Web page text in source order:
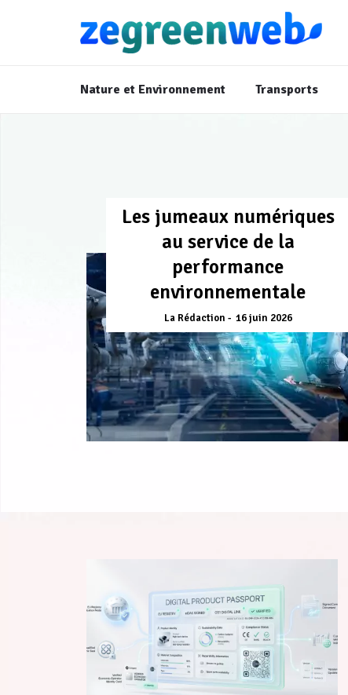
Nature et Environnement Transports
Les jumeaux numériques
au service de la
performance
environnementale
La Rédaction 16 juin 2026